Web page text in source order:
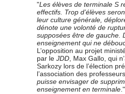
"Les élèves de terminale S
effectifs. Trop d’élèves
leur culture générale,
dénote une volonté de
supposées être de gauche.
enseignement qui ne
L’opposition au projet
par le JDD, Max Gallo, qui
Sarkozy lors de l’élection
l’association des
puisse envisager de
enseignement en terminale."